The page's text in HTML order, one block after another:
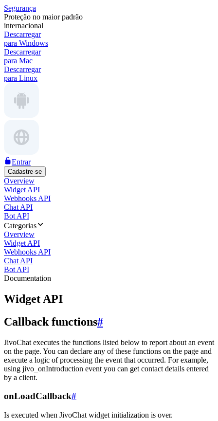
Segurança
Proteção no maior padrão
internacional
Descarregar
para Windows
Descarregar
para Mac
Descarregar
para Linux
Entrar
Cadastre-se
Overview
Widget API
Webhooks API
Chat API
Bot API
Categorias
Overview
Widget API
Webhooks API
Chat API
Bot API
Documentation
Widget API
Callback functions#
JivoChat executes the functions listed below to report about an event
on the page. You can declare any of these functions on the page and
execute a logic of processing the event that occurred. For example,
using jivo_onIntroduction event you can get contact details entered
by a client.
onLoadCallback#
Is executed when JivoChat widget initialization is over.